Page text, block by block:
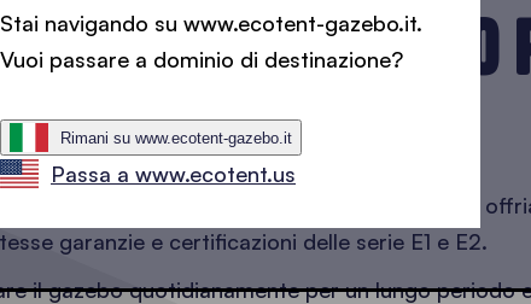
LINEA DI GAZEBO
E3
il gazebo pieghevole occasionalmente,
garanzie e certificazioni delle serie E1 e E2.
il gazebo quotidianamente per un lungo periodo
Stai navigando su www.ecotent-gazebo.it.
Vuoi passare a dominio di destinazione?
Rimani su www.ecotent-gazebo.it
Passa a www.ecotent.us